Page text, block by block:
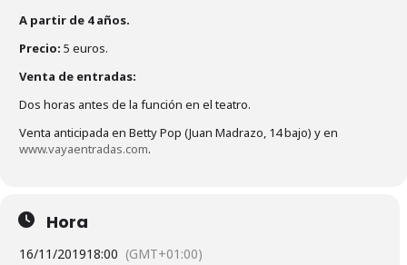
A partir de 4 años.
Precio: 5 euros.
Venta de entradas:
Dos horas antes de la función en el teatro.
Venta anticipada en Betty Pop (Juan Madrazo, 14 bajo) y en
www.vayaentradas.com.
Hora
16/11/201918:00 (GMT+01:00)